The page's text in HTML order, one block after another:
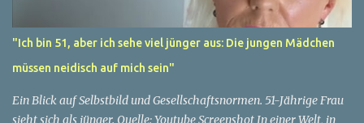
"Ich bin 51, aber ich sehe viel jünger aus: Die jungen Mädchen
müssen neidisch auf mich sein"
Ein Blick auf Selbstbild und Gesellschaftsnormen. 51-Jährige Frau
sieht sich als jünger. Quelle: Youtube Screenshot In einer Welt, in